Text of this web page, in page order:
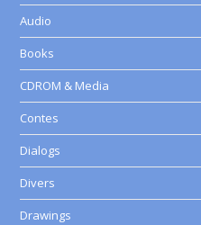
Audio
Books
CDROM & Media
Contes
Dialogs
Divers
Drawings